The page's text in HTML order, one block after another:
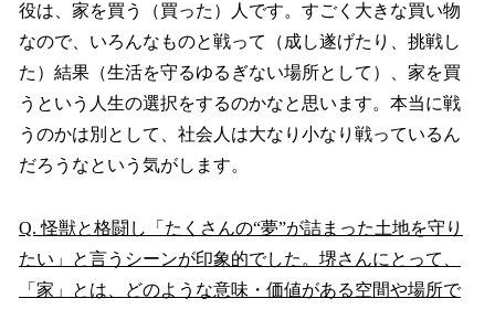
役は、家を買う（買った）人です。すごく大きな買い物
なので、いろんなものと戦って（成し遂げたり、挑戦し
た）結果（生活を守るゆるぎない場所として）、家を買
うという人生の選択をするのかなと思います。本当に戦
うのかは別として、社会人は大なり小なり戦っているん
だろうなという気がします。
Q. 怪獣と格闘し「たくさんの“夢”が詰まった土地を守り
たい」と言うシーンが印象的でした。堺さんにとって、
「家」とは、どのような意味・価値がある空間や場所で